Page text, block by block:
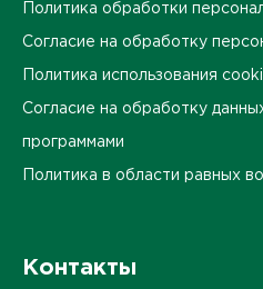
Политика обработки
Согласие на обработку
Политика использования
Согласие на обработку
программами
Политика в области равных
Контакты